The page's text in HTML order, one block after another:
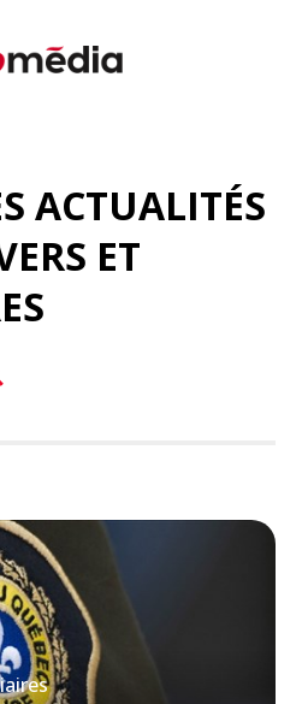
ACTUALITÉS
ET